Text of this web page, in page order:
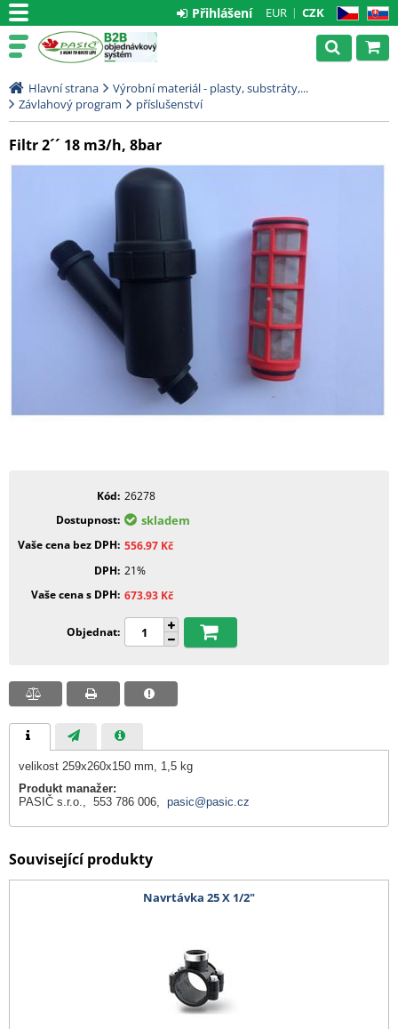
CZ SK
EUR CZK
Přihlášení
Hlavní strana
Výrobní materiál - plasty, substráty,...
Závlahový program
příslušenství
Filtr 2´´ 18 m3/h, 8bar
Kód 26278
Dostupnost
skladem
Vaše cena bez DPH 556.97 Kč
DPH 21%
Vaše cena s DPH 673.93 Kč
Objednat
velikost 259x260x150 mm, 1,5 kg
Produkt manažer:
PASIČ s.r.o., 553 786 006, pasic@pasic.cz
Související produkty
Navrtávka 25 X 1/2"